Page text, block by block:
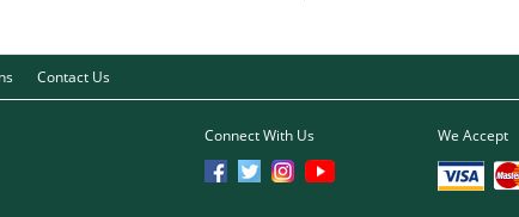
Contact Us
Connect With Us We Accept